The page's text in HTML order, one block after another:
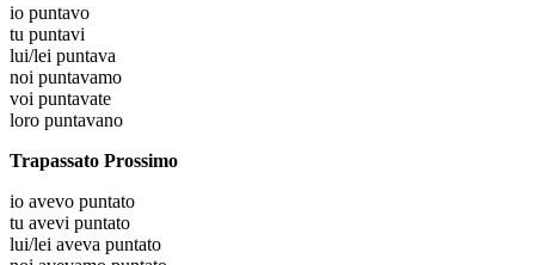
io puntavo
tu puntavi
lui/lei puntava
noi puntavamo
voi puntavate
loro puntavano
Trapassato Prossimo
io avevo puntato
tu avevi puntato
lui/lei aveva puntato